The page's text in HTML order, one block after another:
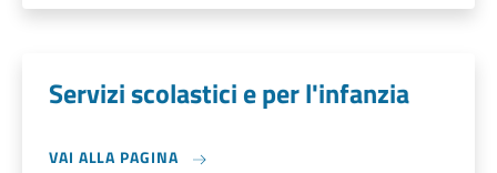
Servizi scolastici e per l'infanzia
VAI ALLA PAGINA